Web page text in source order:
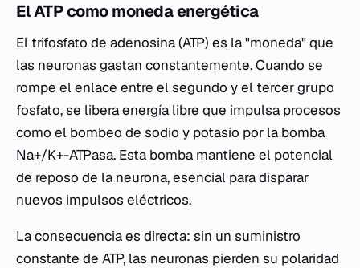
El ATP como moneda energética
El trifosfato de adenosina (ATP) es la "moneda" que
las neuronas gastan constantemente. Cuando se
rompe el enlace entre el segundo y el tercer grupo
fosfato, se libera energía libre que impulsa procesos
como el bombeo de sodio y potasio por la bomba
Na+/K+-ATPasa. Esta bomba mantiene el potencial
de reposo de la neurona, esencial para disparar
nuevos impulsos eléctricos.
La consecuencia es directa: sin un suministro
constante de ATP, las neuronas pierden su polaridad